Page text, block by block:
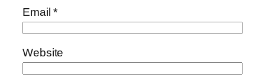
Email*
Website